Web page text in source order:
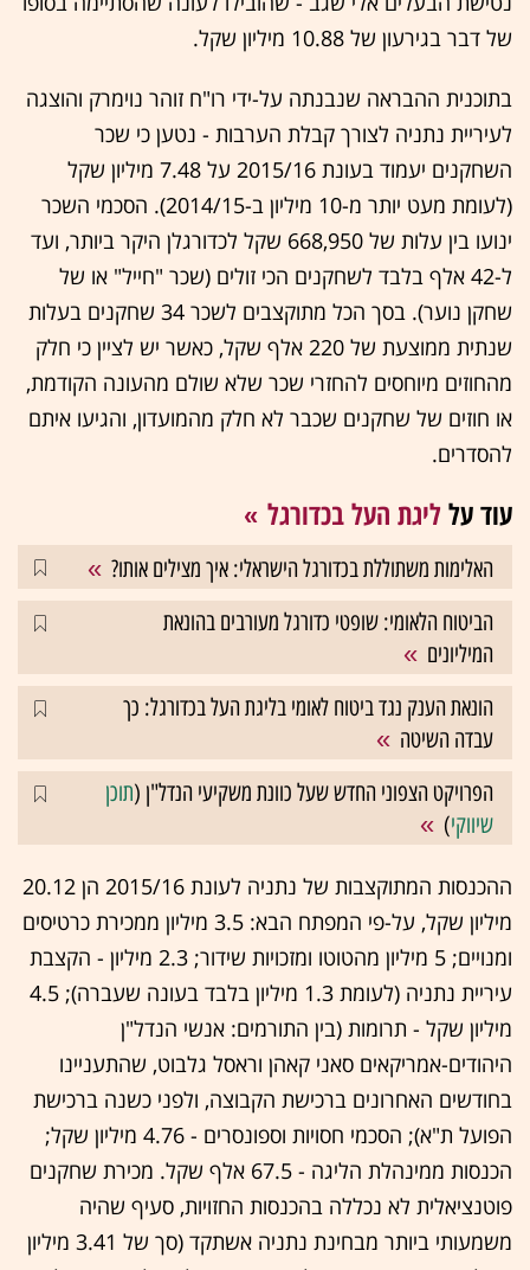
של דבר בגירעון של 10.88 מיליון שקל.
בתוכנית ההבראה שנבנתה על-ידי רו"ח זוהר נוימרק והוצגה
לעיריית נתניה לצורך קבלת הערבות - נטען כי שכר
השחקנים יעמוד בעונת 2015/16 על 7.48 מיליון שקל
(לעומת מעט יותר מ-10 מיליון ב-2014/15). הסכמי השכר
ינועו בין עלות של 668,950 שקל לכדורגלן היקר ביותר, ועד
ל-42 אלף בלבד לשחקנים הכי זולים (שכר "חייל" או של
שחקן נוער). בסך הכל מתוקצבים לשכר 34 שחקנים בעלות
שנתית ממוצעת של 220 אלף שקל, כאשר יש לציין כי חלק
מהחוזים מיוחסים להחזרי שכר שלא שולם מהעונה הקודמת,
או חוזים של שחקנים שכבר לא חלק מהמועדון, והגיעו איתם
להסדרים.
עוד עלליגת העל בכדורגל
האלימות משתוללת בכדורגל הישראלי: איך מצילים אותו?
הביטוח הלאומי: שופטי כדורגל מעורבים בהונאת
המיליונים
הונאת הענק נגד ביטוח לאומי בליגת העל בכדורגל: כך
עבדה השיטה
הפרויקט הצפוני החדש שעל כוונת משקיעי הנדל"ן (תוכן
שיווקי)
ההכנסות המתוקצבות של נתניה לעונת 2015/16 הן 20.12
מיליון שקל, על-פי המפתח הבא: 3.5 מיליון ממכירת כרטיסים
ומנויים; 5 מיליון מהטוטו ומזכויות שידור; 2.3 מיליון - הקצבת
עיריית נתניה (לעומת 1.3 מיליון בלבד בעונה שעברה); 4.5
מיליון שקל - תרומות (בין התורמים: אנשי הנדל"ן
היהודים-אמריקאים סאני קאהן וראסל גלבוט, שהתעניינו
בחודשים האחרונים ברכישת הקבוצה, ולפני כשנה ברכישת
הפועל ת"א); הסכמי חסויות וספונסרים - 4.76 מיליון שקל;
הכנסות ממינהלת הליגה - 67.5 אלף שקל. מכירת שחקנים
פוטנציאלית לא נכללה בהכנסות החזויות, סעיף שהיה
משמעותי ביותר מבחינת נתניה אשתקד (סך של 3.41 מיליון